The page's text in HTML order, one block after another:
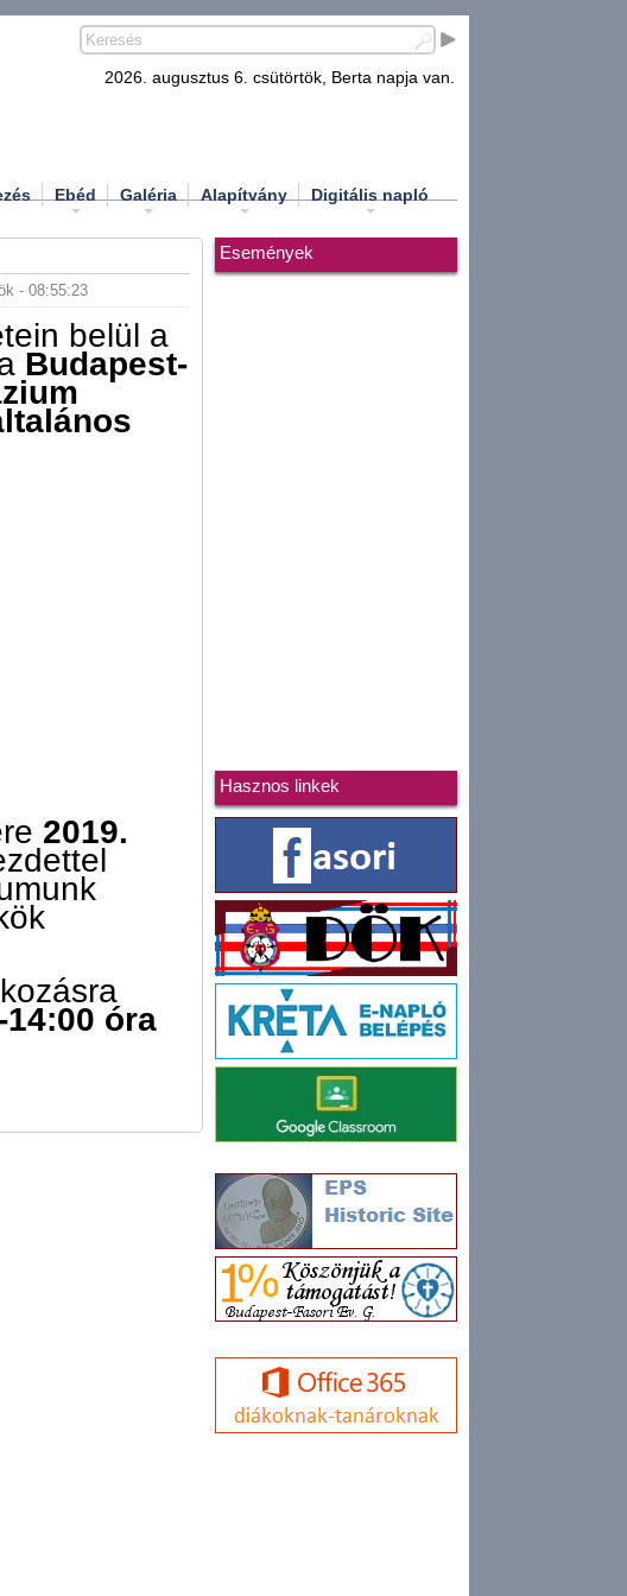
2026. augusztus 6. csütörtök, Berta napja van.
Ebéd Galéria Alapítvány Digitális napló
- 08:55:23
belül a
Budapest-
2019.
óra
Események
Hasznos linkek